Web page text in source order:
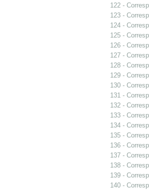
122 -
123 -
124 -
125 -
126 -
127 -
128 -
129 -
130 -
131 -
132 -
133 -
134 -
135 -
136 -
137 -
138 -
139 -
140 -